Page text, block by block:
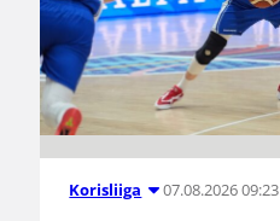
Korisliiga 07.08.2026 09:23